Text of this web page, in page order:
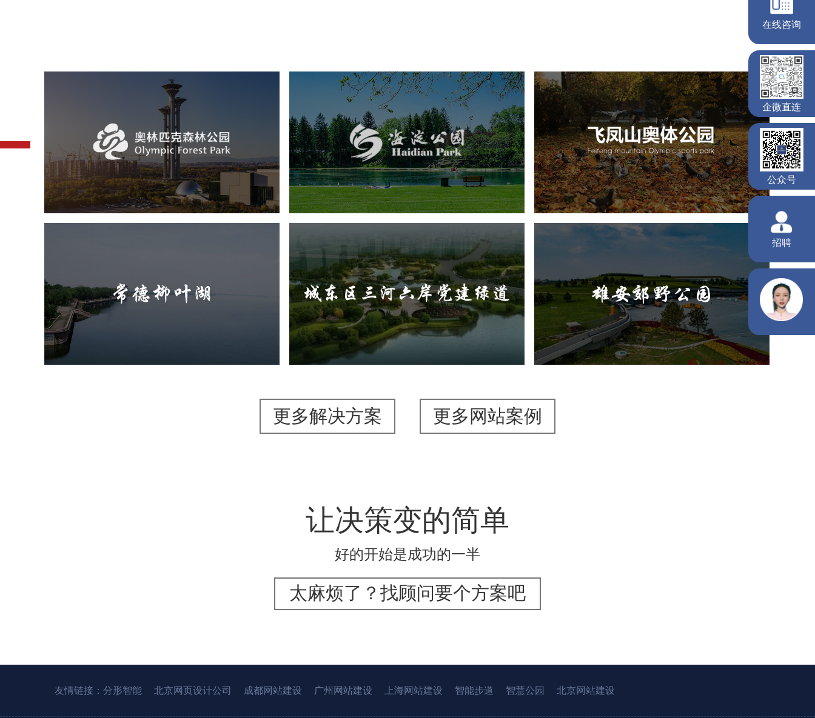
奥体森林公园
旅游休闲 公园 AI人工智能
智慧公园
智慧体育公园
智能步道 智能大数据平台
海淀公园
旅游休闲 公园 AI人工智能
智慧公园
智能步道
智能大数据平台
AR太极
智能语音亭
飞凤山奥体公园
旅游休闲 公园 AI人工智能
智慧公园
智慧体育公园
智能步道
智能大数据平台
AR太极
智能体测
旅游休闲
城东区三河六岸党建绿道
旅游休闲 公园 AI人工智能
智慧公园
智能步道
AR太极 智能大数据平台
旅游休闲 公园 AI人工智能
智慧公园
智能灯杆
智能照明系统 智能垃圾桶
更多解决方案 更多网站案例
让决策变的简单
好的开始是成功的一半
太麻烦了？找顾问要个方案吧
友情链接： 分形智能 北京网页设计公司 成都网站建设 广州网站建设 上海网站建设 智能步道 智慧公园 北京网站建设